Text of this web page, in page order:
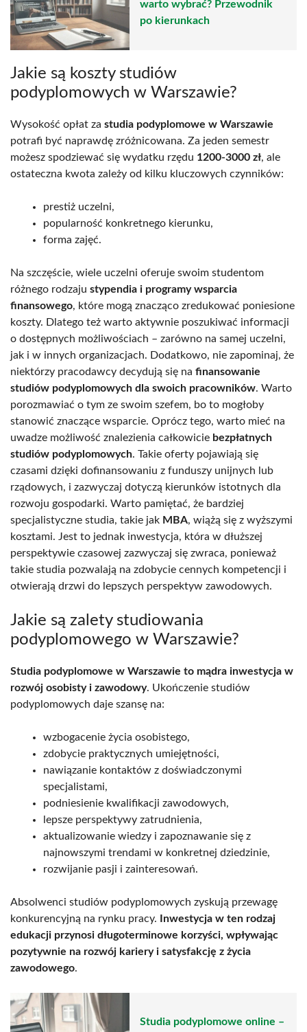
warto wybrać? Przewodnik
po kierunkach
Jakie są koszty studiów
podyplomowych w Warszawie?
Wysokość opłat za studia podyplomowe w Warszawie
potrafi być naprawdę zróżnicowana. Za jeden semestr
możesz spodziewać się wydatku rzędu 1200-3000 zł, ale
ostateczna kwota zależy od kilku kluczowych czynników:
prestiż uczelni,
popularność konkretnego kierunku,
forma zajęć.
Na szczęście, wiele uczelni oferuje swoim studentom
różnego rodzaju stypendia i programy wsparcia
finansowego, które mogą znacząco zredukować poniesione
koszty. Dlatego też warto aktywnie poszukiwać informacji
o dostępnych możliwościach – zarówno na samej uczelni,
jak i w innych organizacjach. Dodatkowo, nie zapominaj, że
niektórzy pracodawcy decydują się na finansowanie
studiów podyplomowych dla swoich pracowników. Warto
porozmawiać o tym ze swoim szefem, bo to mogłoby
stanowić znaczące wsparcie. Oprócz tego, warto mieć na
uwadze możliwość znalezienia całkowicie bezpłatnych
studiów podyplomowych. Takie oferty pojawiają się
czasami dzięki dofinansowaniu z funduszy unijnych lub
rządowych, i zazwyczaj dotyczą kierunków istotnych dla
rozwoju gospodarki. Warto pamiętać, że bardziej
specjalistyczne studia, takie jak MBA, wiążą się z wyższymi
kosztami. Jest to jednak inwestycja, która w dłuższej
perspektywie czasowej zazwyczaj się zwraca, ponieważ
takie studia pozwalają na zdobycie cennych kompetencji i
otwierają drzwi do lepszych perspektyw zawodowych.
Jakie są zalety studiowania
podyplomowego w Warszawie?
Studia podyplomowe w Warszawie to mądra inwestycja w
rozwój osobisty i zawodowy. Ukończenie studiów
podyplomowych daje szansę na:
wzbogacenie życia osobistego,
zdobycie praktycznych umiejętności,
nawiązanie kontaktów z doświadczonymi
specjalistami,
podniesienie kwalifikacji zawodowych,
lepsze perspektywy zatrudnienia,
aktualizowanie wiedzy i zapoznawanie się z
najnowszymi trendami w konkretnej dziedzinie,
rozwijanie pasji i zainteresowań.
Absolwenci studiów podyplomowych zyskują przewagę
konkurencyjną na rynku pracy.
Inwestycja w ten rodzaj
edukacji przynosi długoterminowe korzyści, wpływając
pozytywnie na rozwój kariery i satysfakcję z życia
zawodowego.
Studia podyplomowe online –